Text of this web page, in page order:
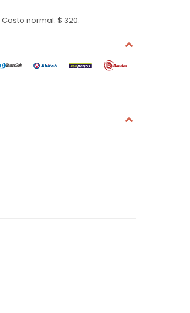
Costo normal: $ 320.